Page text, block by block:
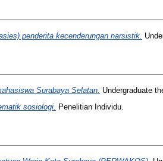
penderita kecenderungan narsistik.
Surabaya Selatan. Undergraduate
sosiologi. Penelitian Individu.